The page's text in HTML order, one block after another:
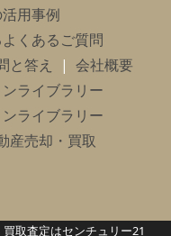
用事例
くあるご質問
と答え
会社概要
ライブラリー
ライブラリー
産売却・買取
取査定はセンチュリー21